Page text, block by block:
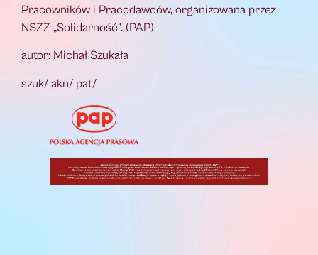
Pracowników i Pracodawców, organizowana przez
NSZZ „Solidarność”. (PAP)
autor: Michał Szukała
szuk/ akn/ pat/